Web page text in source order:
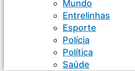
Mundo
Entrelinhas
Esporte
Polícia
Política
Saúde